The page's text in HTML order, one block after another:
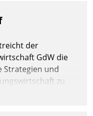
daher
GmbH den
der
GdW die
Strategien und
zu